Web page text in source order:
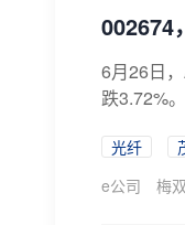
002674
6月26日
跌3.72%
光纤
e公司
梅双